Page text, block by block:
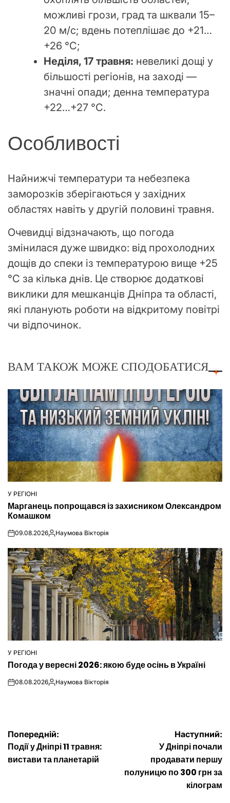
можливі грози, град та шквали 15–
20 м/с; вдень потеплішає до +21…
+26 °С;
Неділя, 17 травня: невеликі дощі у
більшості регіонів, на заході —
значні опади; денна температура
+22…+27 °С.
Особливості
Найнижчі температури та небезпека
заморозків зберігаються у західних
областях навіть у другій половині травня.
Очевидці відзначають, що погода
змінилася дуже швидко: від прохолодних
дощів до спеки із температурою вище +25
°С за кілька днів. Це створює додаткові
виклики для мешканців Дніпра та області,
які планують роботи на відкритому повітрі
чи відпочинок.
ВАМ ТАКОЖ МОЖЕ СПОДОБАТИСЯ
ОПУБЛІКУВАТИ
У
У РЕГІОНІ
Марганець попрощався із захисником Олександром
Комашком
on09.08.2026Опубліковано
Наумова Вікторія
ОПУБЛІКУВАТИ
У РЕГІОНІ
Погода у вересні 2026: якою буде осінь в Україні
on08.08.2026Опубліковано
Наумова Вікторія
Навігація
записів
Попередній:
Події у Дніпрі 11 травня:
вистави та планетарій
Наступний:
У Дніпрі почали
продавати першу
полуницю по 300 грн за
кілограм